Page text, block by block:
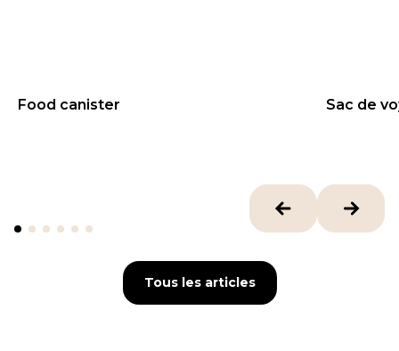
69.9€
Food canister 58€
Sac de
Tous les articles
Tous les articles